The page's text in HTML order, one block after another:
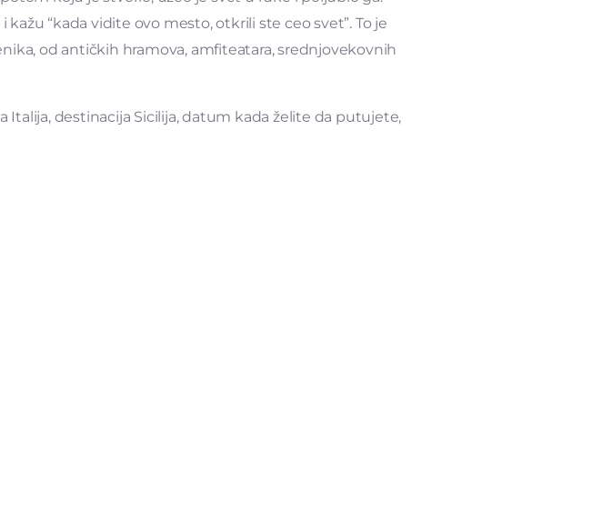
“kada vidite ovo mesto, otkrili ste ceo svet”. To je
od antičkih hramova, amfiteatara, srednjovekovnih
Italija, destinacija Sicilija, datum kada želite da putujete,